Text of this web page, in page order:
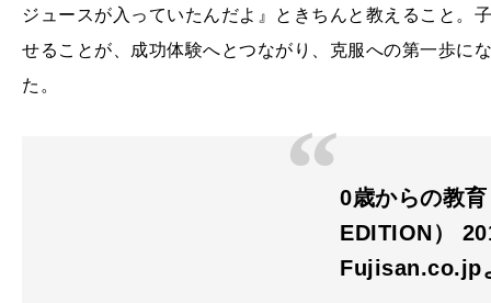
ジュースが入っていたんだよ』ときちんと教えること。
せることが、成功体験へとつながり、克服への第一歩に
た。
0歳からの教
EDITION）
Fujisan.co.jp